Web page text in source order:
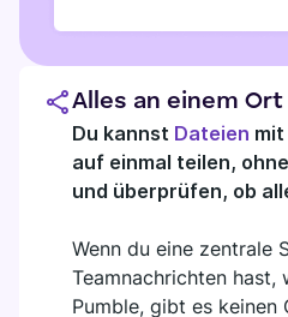
Alles an einem
Du kannst Dateien mit
auf einmal teilen,
und überprüfen, ob
Wenn du eine zentrale
Teamnachrichten hast,
Pumble, gibt es keinen